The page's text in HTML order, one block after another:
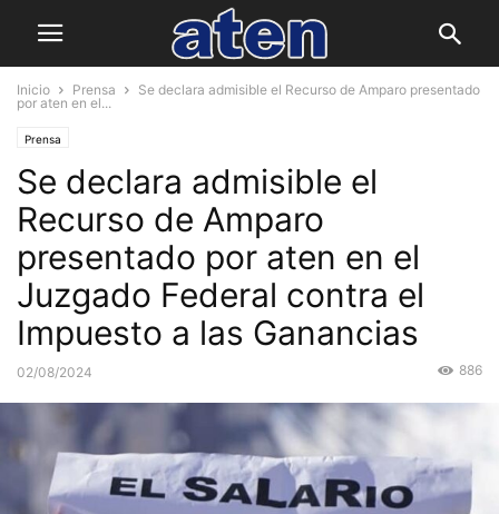
Inicio Prensa
Se declara admisible el Recurso de Amparo presentado
por aten en el...
Prensa
Se declara admisible el
Recurso de Amparo
presentado por aten en el
Juzgado Federal contra el
Impuesto a las Ganancias
02/08/2024 886